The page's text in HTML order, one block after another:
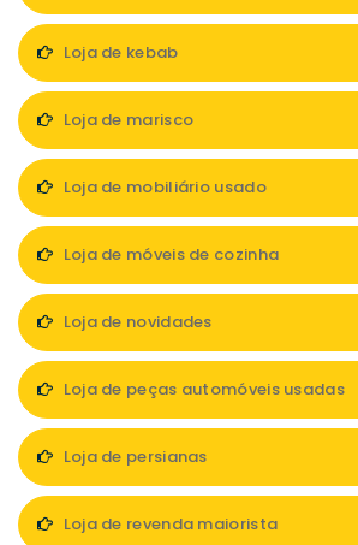
Loja de kebab
Loja de marisco
Loja de mobiliário usado
Loja de móveis de cozinha
Loja de novidades
Loja de peças automóveis usadas
Loja de persianas
Loja de revenda maiorista